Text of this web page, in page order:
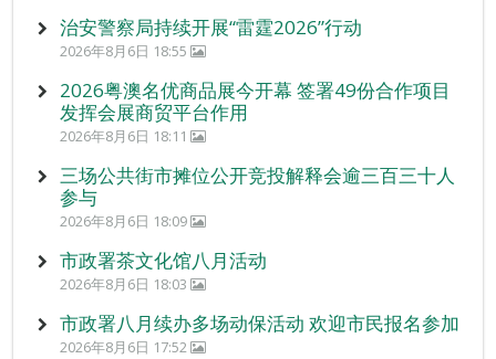
治安警察局持续开展“雷霆2026”行动
2026年8月6日 18:55
2026粤澳名优商品展今开幕 签署49份合作项目
发挥会展商贸平台作用
2026年8月6日 18:11
三场公共街市摊位公开竞投解释会逾三百三十人
参与
2026年8月6日 18:09
市政署茶文化馆八月活动
2026年8月6日 18:03
市政署八月续办多场动保活动 欢迎市民报名参加
2026年8月6日 17:52